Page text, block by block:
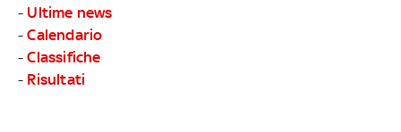
- Ultime news
-Calendario
-Classifiche
- Risultati